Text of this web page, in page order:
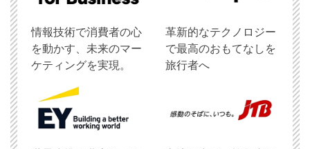
情報技術で消費者の心
を動かす、未来のマー
ケティングを実現。
革新的なテクノロジー
で最高のおもてなしを
旅行者へ